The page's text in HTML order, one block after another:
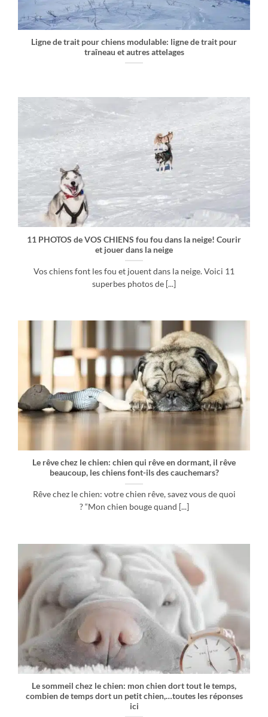
Ligne de trait pour chiens modulable: ligne de trait pour
traîneau et autres attelages
11 PHOTOS de VOS CHIENS fou fou dans la neige! Courir
et jouer dans la neige
Vos chiens font les fou et jouent dans la neige. Voici 11
superbes photos de [...]
Le rêve chez le chien: chien qui rêve en dormant, il rêve
beaucoup, les chiens font-ils des cauchemars?
Rêve chez le chien: votre chien rêve, savez vous de quoi
? “Mon chien bouge quand [...]
Le sommeil chez le chien: mon chien dort tout le temps,
combien de temps dort un petit chien,…toutes les réponses
ici